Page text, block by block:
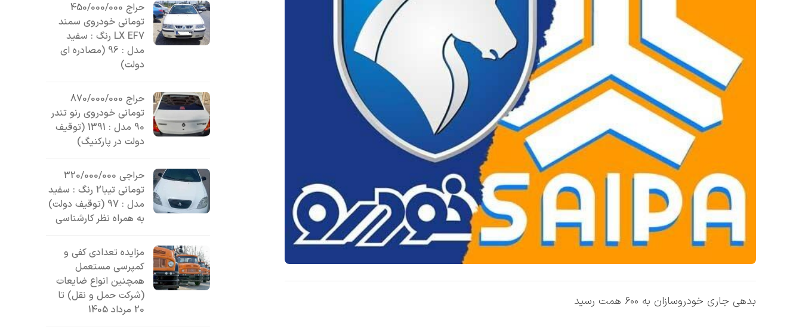
بدهی جاری خودروسازان به ۶۰۰ همت رسید
حراج 450/000/000
تومانی خودروی سمند
LX EF7 رنگ : سفید
مدل : 96 (مصادره ای
دولت)
حراج 870/000/000
تومانی خودروی رنو تندر
90 مدل : 1391 (توقیف
دولت در پارکنیگ)
حراجی 320/000/000
تومانی تیبا2 رنگ : سفید
مدل : 97 (توقیف دولت)
به همراه نظر کارشناسی
مزایده تعدادی کفی و
کمپرسی مستعمل
همچنین انواع ضایعات
(شرکت حمل و نقل) تا
20 مرداد 1405